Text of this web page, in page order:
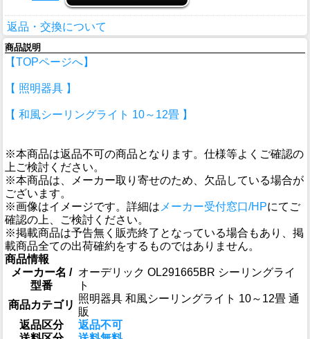
返品・交換について
商品説明
【TOPページへ】
【 照明器具 】
【 和風シーリングライト 10～12畳 】
※本商品は返品不可の商品となります。仕様等よくご確認の
上ご検討ください。
※本商品は、メーカー取り寄せのため、欠品している場合が
ございます。
※画像はイメージです。詳細は メーカー受付窓口/HPにてご
確認の上、ご検討ください。
※掲載商品は予告無く販売終了となっている場合もあり、掲
載商品全ての出荷確約をするものではありません。
商品情報
メーカー名 /
型番
オーデリック OL291665BR シーリングライ
ト
商品カテゴリ
照明器具 和風シーリングライト 10～12畳 通
販
返品区分
返品不可